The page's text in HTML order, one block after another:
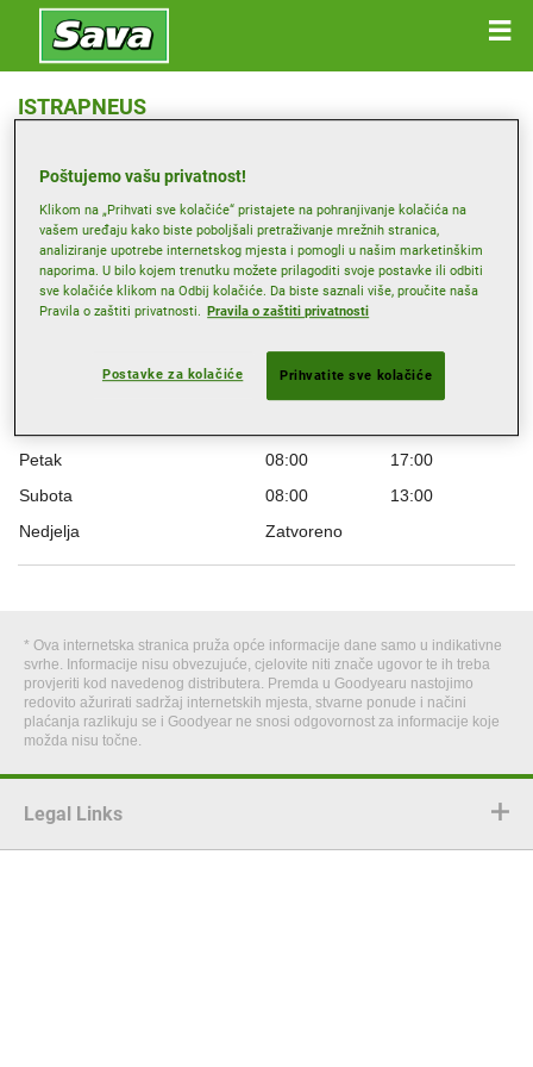
ISTRAPNEUS
Primi smjernice
Radno vrijeme
Ponedjeljak 08:00
08:00
17:00
Petak
08:00
17:00
Subota
08:00
13:00
Nedjelja
Zatvoreno
* Ova internetska stranica pruža opće informacije dane samo u indikativne
svrhe. Informacije nisu obvezujuće, cjelovite niti znače ugovor te ih treba
provjeriti kod navedenog distributera. Premda u Goodyearu nastojimo
redovito ažurirati sadržaj internetskih mjesta, stvarne ponude i načini
plaćanja razlikuju se i Goodyear ne snosi odgovornost za informacije koje
možda nisu točne.
Legal Links
Poštujemo vašu privatnost!
Klikom na „Prihvati sve kolačiće“ pristajete na pohranjivanje kolačića na
vašem uređaju kako biste poboljšali pretraživanje mrežnih stranica,
analiziranje upotrebe internetskog mjesta i pomogli u našim marketinškim
naporima. U bilo kojem trenutku možete prilagoditi svoje postavke ili odbiti
sve kolačiće klikom na Odbij kolačiće. Da biste saznali više, proučite naša
Pravila o zaštiti privatnosti. Pravila o zaštiti privatnosti
Postavke za kolačiće Prihvatite sve kolačiće